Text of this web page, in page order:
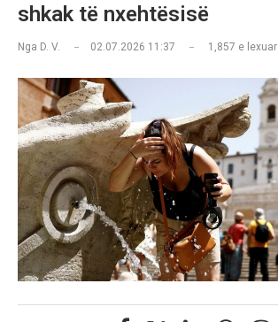
shkak të nxehtësisë
Nga D. V. 02.07.2026 11:37 1,857 e lexuar